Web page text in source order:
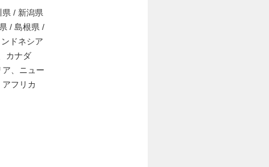
/ 新潟県
/ 島根県 /
ドネシア
カナダ
、ニュー
フリカ